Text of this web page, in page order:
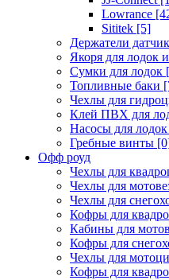
Lowrance
Sititek [5]
Держатели
Якоря для лодок
Сумки для лодок
Топливные баки
Чехлы для
Клей ПВХ для
Насосы для
Гребные винты
Офф роуд
Чехлы для
Чехлы для
Чехлы для
Кофры для
Кабины для
Кофры для
Чехлы для
Кофры для